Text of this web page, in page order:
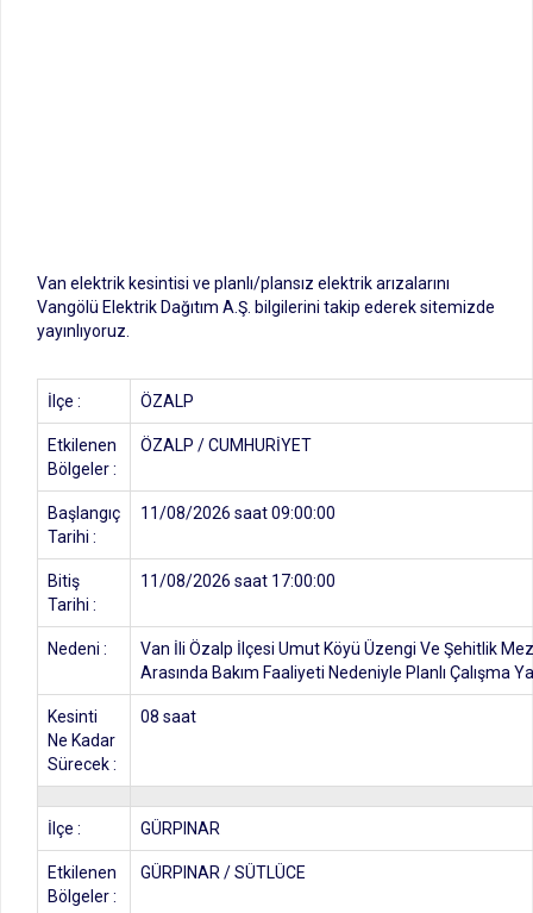
Van elektrik kesintisi ve planlı/plansız elektrik arızalarını
Vangölü Elektrik Dağıtım A.Ş. bilgilerini takip ederek sitemizde
yayınlıyoruz.
İlçe : ÖZALP
Etkilenen
Bölgeler :
ÖZALP / CUMHURİYET
Başlangıç
Tarihi :
11/08/2026 saat 09:00:00
Bitiş
Tarihi :
11/08/2026 saat 17:00:00
Nedeni :
Van İli Özalp İlçesi Umut Köyü Üzengi Ve Şehitlik
Arasında Bakım Faaliyeti Nedeniyle Planlı Çalışma
Kesinti
Ne Kadar
Sürecek :
08 saat
İlçe : GÜRPINAR
Etkilenen
Bölgeler :
GÜRPINAR / SÜTLÜCE